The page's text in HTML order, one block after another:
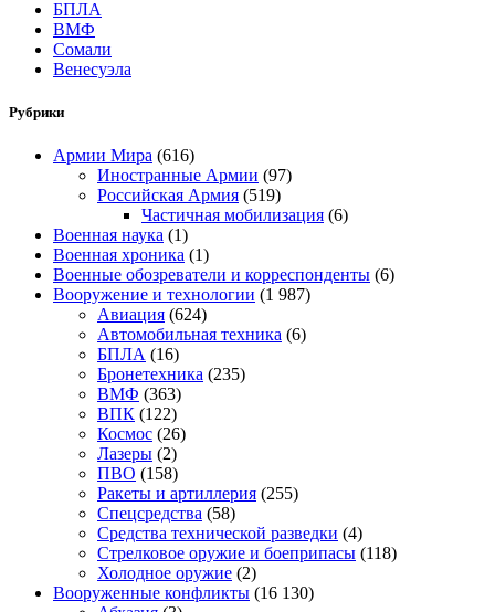
БПЛА
ВМФ
Сомали
Венесуэла
Рубрики
Армии Мира (616)
Иностранные Армии (97)
Российская Армия (519)
Частичная мобилизация (6)
Военная наука (1)
Военная хроника (1)
Военные обозреватели и корреспонденты (6)
Вооружение и технологии (1 987)
Авиация (624)
Автомобильная техника (6)
БПЛА (16)
Бронетехника (235)
ВМФ (363)
ВПК (122)
Космос (26)
Лазеры (2)
ПВО (158)
Ракеты и артиллерия (255)
Спецсредства (58)
Средства технической разведки (4)
Стрелковое оружие и боеприпасы (118)
Холодное оружие (2)
Вооруженные конфликты (16 130)